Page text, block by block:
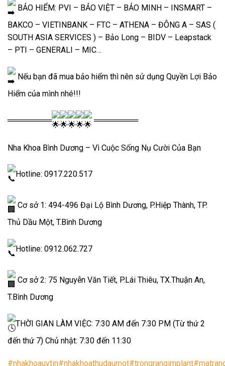
BẢO HIỂM: PVI – BẢO VIỆT – BẢO MINH – INSMART –
BAKCO – VIETINBANK – FTC – ATHENA – ĐÔNG A – SAS (
SOUTH ASIA SERVICES ) – Bảo Long – BIDV – Leapstack
– PTI – GENERALI – MIC…
Nếu bạn đã mua bảo hiểm thì nên sử dụng Quyền Lợi Bảo
Hiểm của mình nhé!!!
════════ ════════
Nha Khoa Bình Dương – Vì Cuộc Sống Nụ Cười Của Bạn
Hotline: 0917.220.517
Cơ sở 1: 494-496 Đại Lộ Bình Dương, P.Hiệp Thành, TP.
Thủ Dầu Một, T.Bình Dương
Hotline: 0912.062.727
Cơ sở 2: 75 Nguyễn Văn Tiết, P.Lái Thiêu, TX.Thuận An,
T.Bình Dương
THỜI GIAN LÀM VIỆC: 7:30 AM đến 7:30 PM (Từ thứ 2
đến thứ 7) Chủ nhật: 7:30 đến 11:30
#nhakhoauytin#nhakhoathudaumot#trongrangimplant